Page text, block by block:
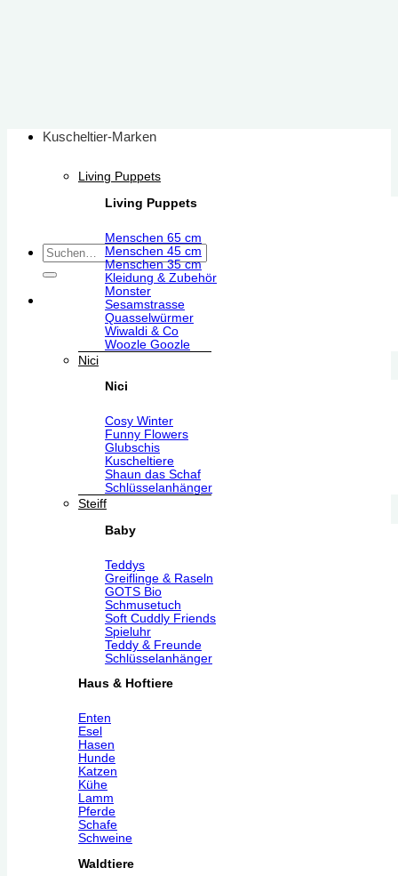
Suchen
nach:
Kuscheltier-Marken
Living Puppets
Living Puppets
Menschen 65 cm
Menschen 45 cm
Menschen 35 cm
Kleidung & Zubehör
Monster
Sesamstrasse
Quasselwürmer
Wiwaldi & Co
Woozle Goozle
Nici
Nici
Cosy Winter
Funny Flowers
Glubschis
Kuscheltiere
Shaun das Schaf
Schlüsselanhänger
Steiff
Baby
Teddys
Greiflinge & Raseln
GOTS Bio
Schmusetuch
Soft Cuddly Friends
Spieluhr
Teddy & Freunde
Schlüsselanhänger
Haus & Hoftiere
Enten
Esel
Hasen
Hunde
Katzen
Kühe
Lamm
Pferde
Schafe
Schweine
Waldtiere